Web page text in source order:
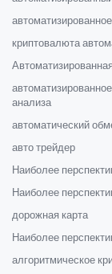
криптовалюта
анализа
автоматический
авто трейдер
Наиболее
Наиболее
дорожная карта
Наиболее
алгоритмическое